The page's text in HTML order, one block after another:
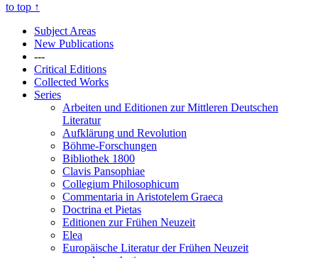
to top ↑
Subject Areas
New Publications
---
Critical Editions
Collected Works
Series
Arbeiten und Editionen zur Mittleren Deutschen
Literatur
Aufklärung und Revolution
Böhme-Forschungen
Bibliothek 1800
Clavis Pansophiae
Collegium Philosophicum
Commentaria in Aristotelem Graeca
Doctrina et Pietas
Editionen zur Frühen Neuzeit
Elea
Europäische Literatur der Frühen Neuzeit